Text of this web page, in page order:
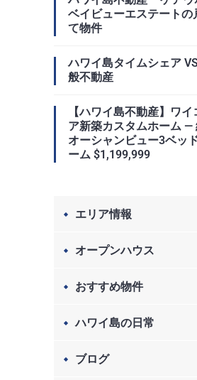
ベイビューエステートの
て物件
ハワイ島タイムシェア
般不動産
【ハワイ島不動産】ワイ
ア新築カスタムホーム —
オーシャンビュー3ベッ
ーム $1,199,999
エリア情報
オープンハウス
おすすめ物件
ハワイ島の日常
ブログ